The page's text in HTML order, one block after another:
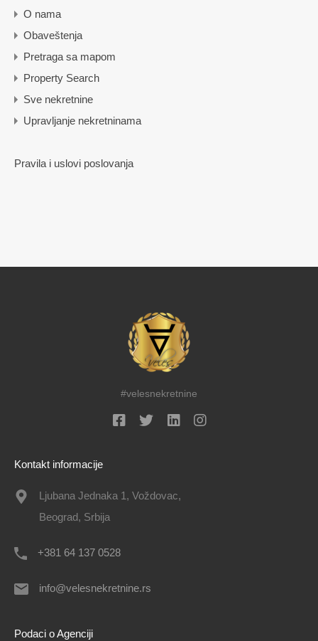
O nama
Obaveštenja
Pretraga sa mapom
Property Search
Sve nekretnine
Upravljanje nekretninama
Pravila i uslovi poslovanja
#velesnekretnine
Kontakt informacije
Ljubana Jednaka 1, Voždovac,
Beograd, Srbija
+381 64 137 0528
info@velesnekretnine.rs
Podaci o Agenciji